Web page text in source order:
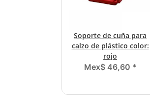
Soporte de cuña para
calzo de plástico color:
rojo
Mex$ 46,60 *